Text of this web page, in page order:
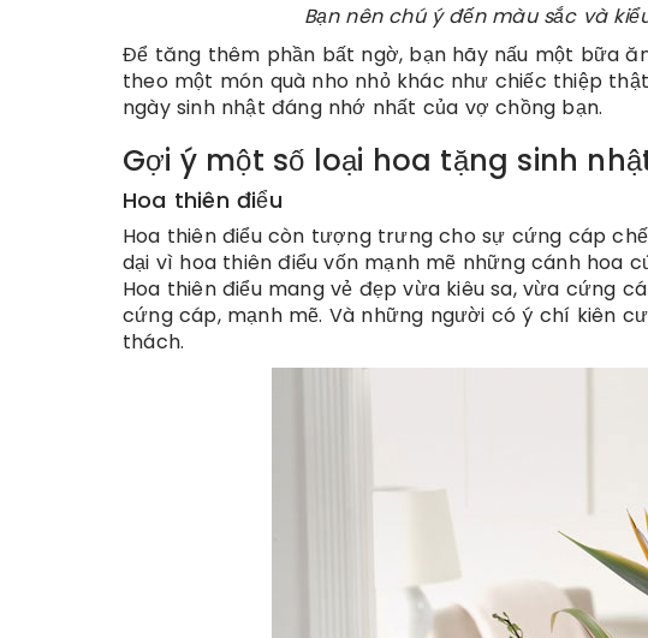
Bạn nên chú ý đến màu sắc và
Để tăng thêm phần bất ngờ, bạn hãy nấu một bữa
theo một món quà nho nhỏ khác như chiếc thiệp
ngày sinh nhật đáng nhớ nhất của vợ chồng bạn.
Gợi ý một số loại hoa tặng sinh
Hoa thiên điểu
Hoa thiên điểu còn tượng trưng cho sự cứng cáp
dại vì hoa thiên điểu vốn mạnh mẽ những cánh hoa
Hoa thiên điểu mang vẻ đẹp vừa kiêu sa, vừa cứng
cứng cáp, mạnh mẽ. Và những người có ý chí kiên
thách.